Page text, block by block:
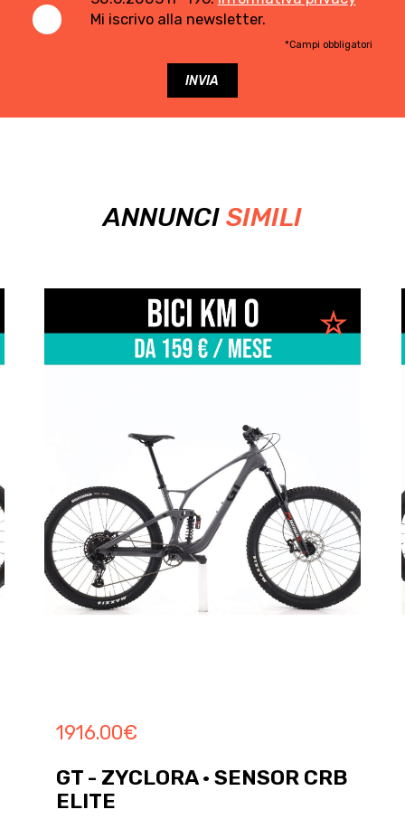
Mi iscrivo alla newsletter.
*Campi obbligatori
ANNUNCI SIMILI
1916.00€
GT - ZYCLORA · SENSOR CRB
ELITE